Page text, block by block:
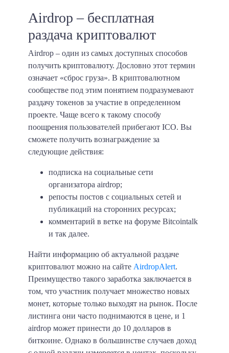
Airdrop – бесплатная
раздача криптовалют
Airdrop – один из самых доступных способов
получить криптовалюту. Дословно этот термин
означает «сброс груза». В криптовалютном
сообществе под этим понятием подразумевают
раздачу токенов за участие в определенном
проекте. Чаще всего к такому способу
поощрения пользователей прибегают ICO. Вы
сможете получить вознаграждение за
следующие действия:
подписка на социальные сети
организатора airdrop;
репосты постов с социальных сетей и
публикаций на сторонних ресурсах;
комментарий в ветке на форуме Bitcointalk
и так далее.
Найти информацию об актуальной раздаче
криптовалют можно на сайте AirdropAlert.
Преимущество такого заработка заключается в
том, что участник получает множество новых
монет, которые только выходят на рынок. После
листинга они часто поднимаются в цене, и 1
airdrop может принести до 10 долларов в
биткоине. Однако в большинстве случаев доход